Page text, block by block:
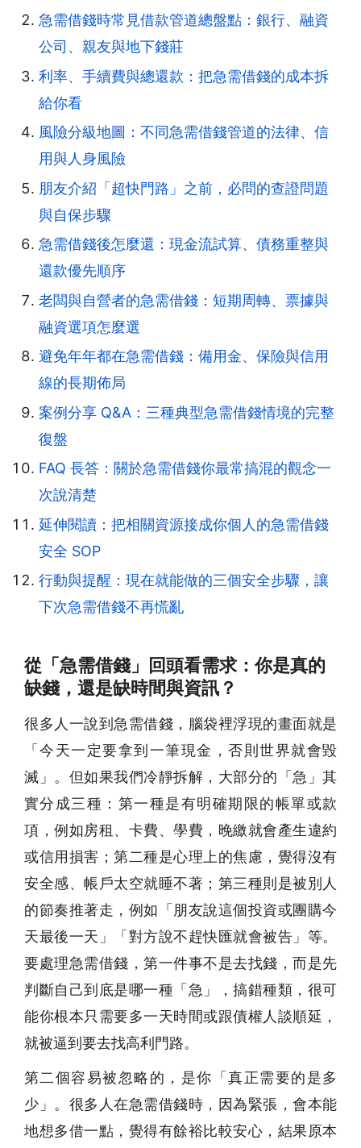
急需借錢時常見借款管道總盤點：銀行、融資
公司、親友與地下錢莊
利率、手續費與總還款：把急需借錢的成本拆
給你看
風險分級地圖：不同急需借錢管道的法律、信
用與人身風險
朋友介紹「超快門路」之前，必問的查證問題
與自保步驟
急需借錢後怎麼還：現金流試算、債務重整與
還款優先順序
老闆與自營者的急需借錢：短期周轉、票據與
融資選項怎麼選
避免年年都在急需借錢：備用金、保險與信用
線的長期佈局
案例分享 Q&A：三種典型急需借錢情境的完整
復盤
FAQ 長答：關於急需借錢你最常搞混的觀念一
次說清楚
延伸閱讀：把相關資源接成你個人的急需借錢
安全 SOP
行動與提醒：現在就能做的三個安全步驟，讓
下次急需借錢不再慌亂
從「急需借錢」回頭看需求：你是真的
缺錢，還是缺時間與資訊？
很多人一說到 急需借錢 ，腦袋裡浮現的畫面就是
「今天一定要拿到一筆現金，否則世界就會毀
滅」。但如果我們冷靜拆解，大部分的「急」其
實分成三種：第一種是有明確期限的帳單或款
項，例如房租、卡費、學費，晚繳就會產生違約
或信用損害；第二種是心理上的焦慮，覺得沒有
安全感、帳戶太空就睡不著；第三種則是被別人
的節奏推著走，例如「朋友說這個投資或團購今
天最後一天」「對方說不趕快匯就會被告」等。
要處理急需借錢 ，第一件事不是去找錢，而是先
判斷自己到底是哪一種「急」，搞錯種類，很可
能你根本只需要多一天時間或跟債權人談順延，
就被逼到要去找高利門路。
第二個容易被忽略的，是你「真正需要的是多
少」。很多人在急需借錢時，因為緊張，會本能
地想多借一點，覺得有餘裕比較安心，結果原本